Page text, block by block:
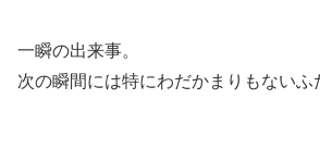
一瞬の出来事。
次の瞬間には特にわだかまりもないふ